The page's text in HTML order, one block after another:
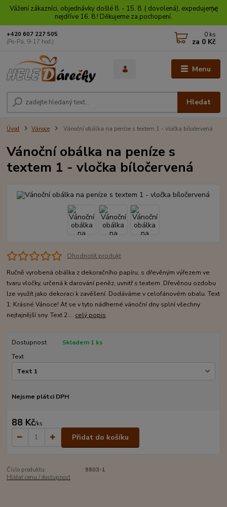
Vážení zákazníci, objednávky došlé 8. - 15. 8. ( dovolená), expedujeme
nejdříve 16. 8.! Děkujeme za pochopení.
Menu
Hledat
+420 607 227 505
(Po-Pá, 9-17 hod.)
0 ks
za 0 Kč
Úvod Vánoce Vánoční obálka na peníze s textem 1 - vločka bíločervená
Vánoční obálka na peníze s
textem 1 - vločka bíločervená
Ohodnotit produkt
Ručně vyrobená obálka z dekoračního papíru, s dřevěným výřezem ve
tvaru vločky, určená k darování peněz, uvnitř s textem. Dřevěnou ozdobu
lze využít jako dekoraci k zavěšení. Dodáváme v celofánovém obalu. Text
1: Krásné Vánoce! Ať se v tyto nádherné vánoční dny splní všechny
nejtajnější sny. Text 2:... celý popis
Dostupnost
Skladem 1 ks
Text
Nejsme plátci DPH
88 Kč/ks
Přidat do košíku
Číslo produktu:
9803-1
Hlídat cenu / dostupnost